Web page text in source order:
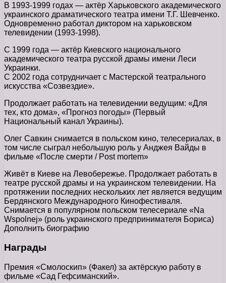
В 1993-1999 годах — актёр Харьковского академического
украинского драматического театра имени Т.Г. Шевченко.
Одновременно работал диктором на харьковском
телевидении (1993-1998).
С 1999 года — актёр Киевского национального
академического театра русской драмы имени Леси
Украинки.
С 2002 года сотрудничает с Мастерской театрального
искусства «Созвездие».
Продолжает работать на телевидении ведущим: «Для
тех, кто дома», «Прогноз погоды» (Первый
Национальный канал Украины).
Олег Савкин снимается в польском кино, телесериалах, в
том числе сыграл небольшую роль у Анджея Вайды в
фильме «После смерти / Post mortem»
Живёт в Киеве на Левобережье. Продолжает работать в
театре русской драмы и на украинском телевидении. На
протяжении последних нескольких лет является ведущим
Бердянского Международного Кинофестиваля.
Снимается в популярном польском телесериале «Na
Wspolnej» (роль украинского предпринимателя Бориса)
Дополнить биографию
Награды
Премия «Смолоскип» (Факел) за актёрскую работу в
фильме «Сад Гефсиманский».